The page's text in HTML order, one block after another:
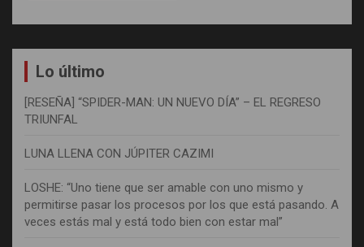
Lo último
[RESEÑA] “SPIDER-MAN: UN NUEVO DÍA” – EL REGRESO
TRIUNFAL
LUNA LLENA CON JÚPITER CAZIMI
LOSHE: “Uno tiene que ser amable con uno mismo y
permitirse pasar los procesos por los que está pasando. A
veces estás mal y está todo bien con estar mal”